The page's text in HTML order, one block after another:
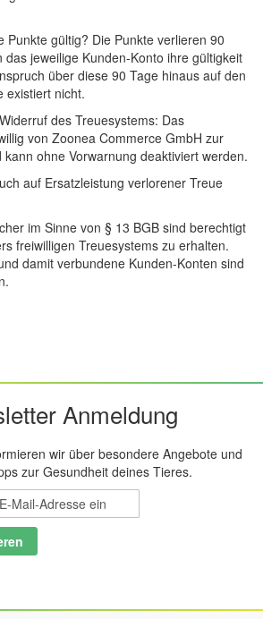
Punkte gültig? Die Punkte verlieren 90
das jeweilige Kunden-Konto ihre gültigkeit
über diese 90 Tage hinaus auf den
existiert nicht.
des Treuesystems: Das
von Zoonea Commerce GmbH zur
ohne Vorwarnung deaktiviert werden.
auf Ersatzleistung verlorener Treue
im Sinne von § 13 BGB sind berechtigt
freiwilligen Treuesystems zu erhalten.
damit verbundene Kunden-Konten sind
Anmeldung
wir über besondere Angebote und
zur Gesundheit deines Tieres.